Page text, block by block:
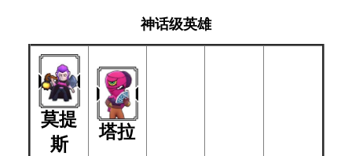
神话级英雄
莫提
斯
塔拉